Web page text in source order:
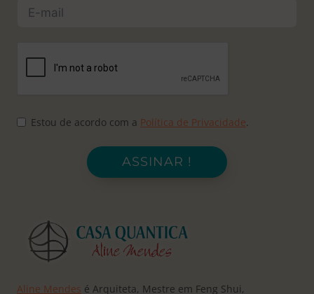
Estou de acordo com a Política de Privacidade.
ASSINAR !
Aline Mendes é Arquiteta, Mestre em Feng Shui,